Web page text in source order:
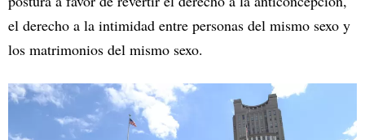
el derecho a la intimidad entre personas del mismo sexo y
los matrimonios del mismo sexo.